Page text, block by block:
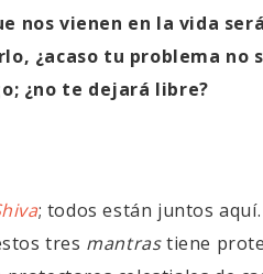
nos vienen en la vida
¿acaso tu problema no
¿no te dejará libre?
; todos están juntos
tres mantrastiene